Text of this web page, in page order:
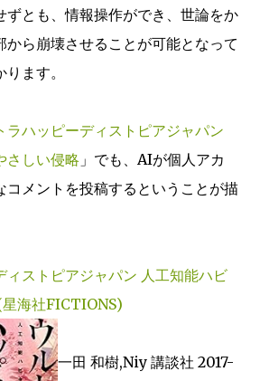
ずとも、情報操作ができ、世論をか
から崩壊させることが可能となって
ます。
ラハッピーディストピアジャパン
さしい侵略 」でも、AIが個人アカ
コメントを投稿するということが描
ィストピアジャパン 人工知能ハビ
海社FICTIONS)
一田 和樹,Niy 講談社 2017-